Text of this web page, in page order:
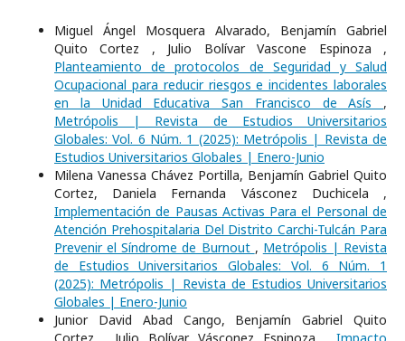
Miguel Ángel Mosquera Alvarado, Benjamín Gabriel
Quito Cortez , Julio Bolívar Vascone Espinoza ,
Planteamiento de protocolos de Seguridad y Salud
Ocupacional para reducir riesgos e incidentes laborales
en la Unidad Educativa San Francisco de Asís ,
Metrópolis | Revista de Estudios Universitarios
Globales: Vol. 6 Núm. 1 (2025): Metrópolis | Revista de
Estudios Universitarios Globales | Enero-Junio
Milena Vanessa Chávez Portilla, Benjamín Gabriel Quito
Cortez, Daniela Fernanda Vásconez Duchicela ,
Implementación de Pausas Activas Para el Personal de
Atención Prehospitalaria Del Distrito Carchi-Tulcán Para
Prevenir el Síndrome de Burnout , Metrópolis | Revista
de Estudios Universitarios Globales: Vol. 6 Núm. 1
(2025): Metrópolis | Revista de Estudios Universitarios
Globales | Enero-Junio
Junior David Abad Cango, Benjamín Gabriel Quito